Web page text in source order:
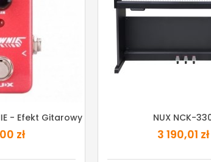
- Efekt Gitarowy
zł
NUX NCK-
3 190,01 zł